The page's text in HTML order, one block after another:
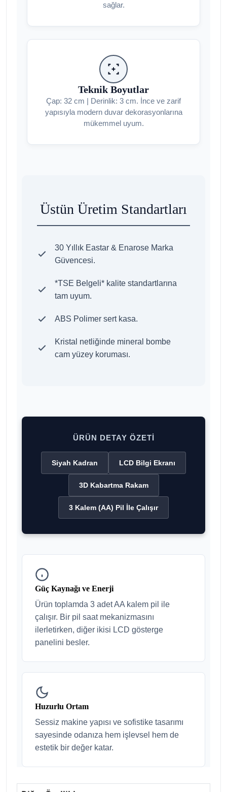
sağlar.
Teknik Boyutlar
Çap: 32 cm | Derinlik: 3 cm. İnce ve zarif
yapısıyla modern duvar dekorasyonlarına
mükemmel uyum.
Üstün Üretim Standartları
30 Yıllık Eastar & Enarose Marka
Güvencesi.
*TSE Belgeli* kalite standartlarına
tam uyum.
ABS Polimer sert kasa.
Kristal netliğinde mineral bombe
cam yüzey koruması.
ÜRÜN DETAY ÖZETI
Siyah Kadran LCD Bilgi Ekranı
3D Kabartma Rakam
3 Kalem (AA) Pil İle Çalışır
Güç Kaynağı ve Enerji
Ürün toplamda 3 adet AA kalem pil ile
çalışır. Bir pil saat mekanizmasını
ilerletirken, diğer ikisi LCD gösterge
panelini besler.
Huzurlu Ortam
Sessiz makine yapısı ve sofistike tasarımı
sayesinde odanıza hem işlevsel hem de
estetik bir değer katar.